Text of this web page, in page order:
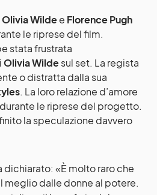
Olivia Wildee Florence Pugh
le riprese del film.
stata frustrata
Olivia Wildesul set. La regista
o distratta dalla sua
. La loro relazione d’amore
le riprese del progetto.
la speculazione davvero
dichiarato: «È molto raro che
meglio dalle donne al potere.